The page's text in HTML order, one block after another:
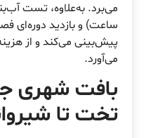
ساعت) و بازدید دوره‌ای
پیش‌بینی می‌کند و از
می‌آورد.
بافت شهری
تخت تا